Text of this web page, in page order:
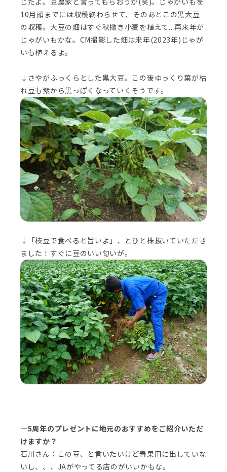
10月頭までには収穫終わらせて、そのあとこの黒大豆
の収穫。大豆の畑はすぐ秋撒き小麦を植えて...再来年が
じゃがいもかな。CM撮影した畑は来年(2023年)じゃが
いも植えるよ。
↓さやがふっくらとした黒大豆。この後ゆっくり葉が枯
れ豆も紫から黒っぽくなっていくそうです。
↓「枝豆で食べると旨いよ」、とひと株抜いていただき
ました！すぐに豆のいい匂いが。
―5周年のプレゼントに地元のおすすめをご紹介いただ
けますか？
石川さん：この豆、と言いたいけど青果用に出していな
いし、、、JAがやってる店のがいいかもな。